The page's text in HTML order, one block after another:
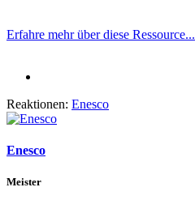
Erfahre mehr über diese Ressource...
Reaktionen: Enesco
Enesco
Meister